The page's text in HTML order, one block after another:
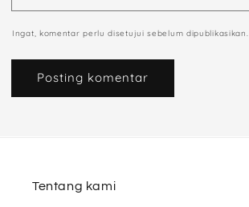
Ingat, komentar perlu disetujui sebelum dipublikasikan.
Tentang kami